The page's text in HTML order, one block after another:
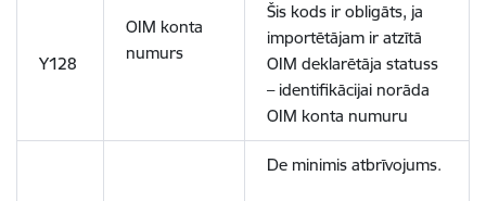
Y128
OIM konta
numurs
Šis kods ir obligāts, ja
importētājam ir atzītā
OIM deklarētāja statuss
– identifikācijai norāda
OIM konta numuru
De minimis atbrīvojums.